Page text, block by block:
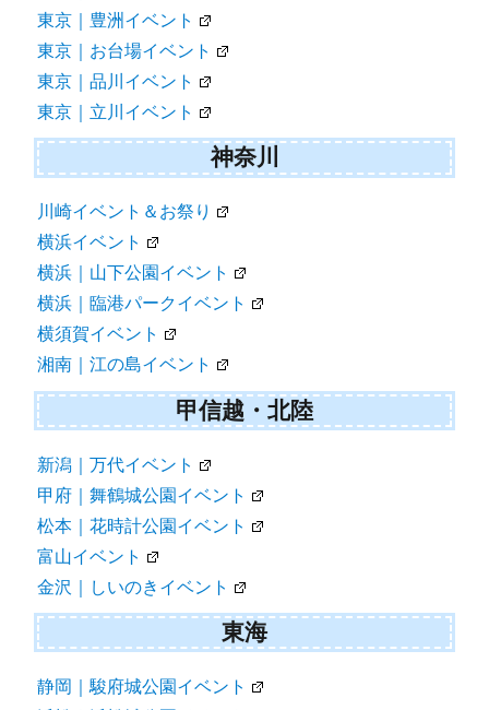
東京｜豊洲イベント
東京｜お台場イベント
東京｜品川イベント
東京｜立川イベント
神奈川
川崎イベント＆お祭り
横浜イベント
横浜｜山下公園イベント
横浜｜臨港パークイベント
横須賀イベント
湘南｜江の島イベント
甲信越・北陸
新潟｜万代イベント
甲府｜舞鶴城公園イベント
松本｜花時計公園イベント
富山イベント
金沢｜しいのきイベント
東海
静岡｜駿府城公園イベント